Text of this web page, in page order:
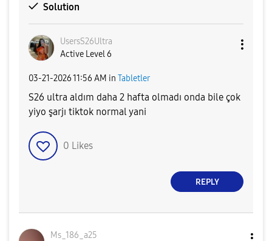
Solution
UsersS26Ultra
Active Level 6
‎03-21-202611:56 AM in Tabletler
S26 ultra aldım daha 2 hafta olmadı onda bile çok
yiyo şarjı tiktok normal yani
0 Likes
REPLY
Ms_186_a25